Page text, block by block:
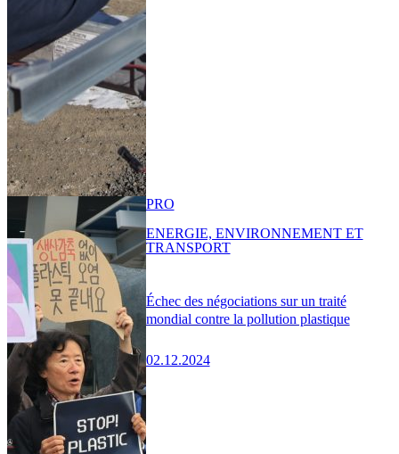
Échec des négociations sur un traité
mondial contre la pollution plastique
02.12.2024
PRO
ENERGIE, ENVIRONNEMENT ET
TRANSPORT